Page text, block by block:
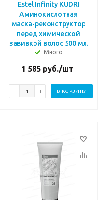
Estel Infinity KUDRI
Аминокислотная
маска-реконструктор
перед химической
завивкой волос 500 мл.
Много
1 585 руб./шт
В КОРЗИНУ